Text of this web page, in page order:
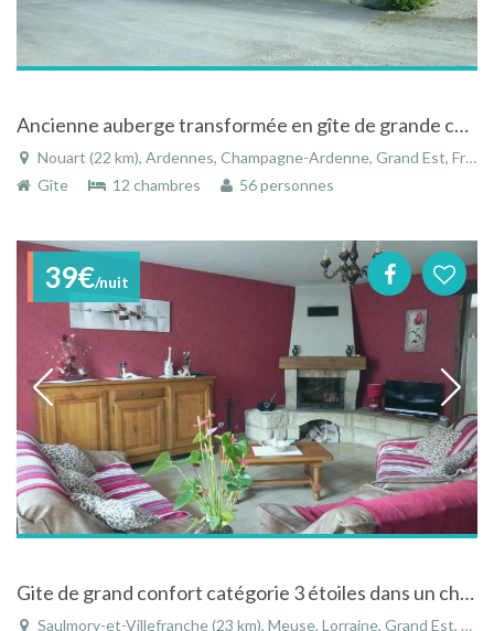
Ancienne auberge transformée en gîte de grande capacité
Nouart (22 km), Ardennes, Champagne-Ardenne, Grand Est, France
Gîte
12 chambres 56 personnes
39€/nuit
Gite de grand confort catégorie 3 étoiles dans un charmant petit village .
Saulmory-et-Villefranche (23 km), Meuse, Lorraine, Grand Est, France